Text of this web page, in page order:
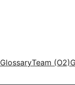
GlossaryTeam (O2)